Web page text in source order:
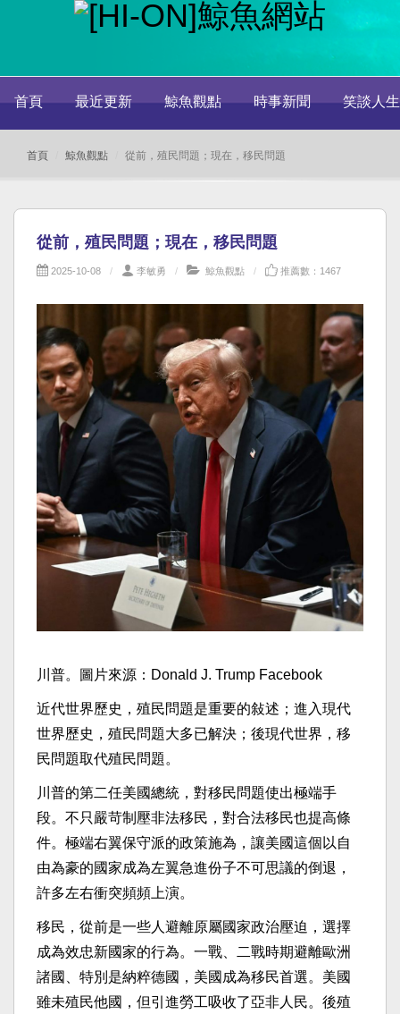
首頁 最近更新 鯨魚觀點 時事新聞 笑談人生
首頁 鯨魚觀點 從前，殖民問題；現在，移民問題
從前，殖民問題；現在，移民問題
2025-10-08 李敏勇 鯨魚觀點 推薦數：1467
川普。圖片來源：Donald J. Trump Facebook
近代世界歷史，殖民問題是重要的敍述；進入現代
世界歷史，殖民問題大多已解決；後現代世界，移
民問題取代殖民問題。
川普的第二任美國總統，對移民問題使出極端手
段。不只嚴苛制壓非法移民，對合法移民也提高條
件。極端右翼保守派的政策施為，讓美國這個以自
由為豪的國家成為左翼急進份子不可思議的倒退，
許多左右衝突頻頻上演。
移民，從前是一些人避離原屬國家政治壓迫，選擇
成為效忠新國家的行為。一戰、二戰時期避離歐洲
諸國、特別是納粹德國，美國成為移民首選。美國
雖未殖民他國，但引進勞工吸收了亞非人民。後殖